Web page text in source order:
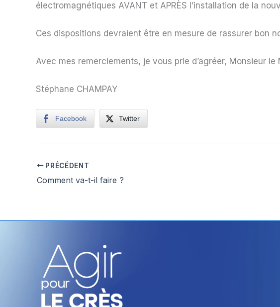
électromagnétiques AVANT et APRÈS l’installation de la
Ces dispositions devraient être en mesure de rassurer bon
Avec mes remerciements, je vous prie d’agréer, Monsieur
Stéphane CHAMPAY
Facebook Twitter
PRÉCÉDENT
Comment va-t-il faire ?